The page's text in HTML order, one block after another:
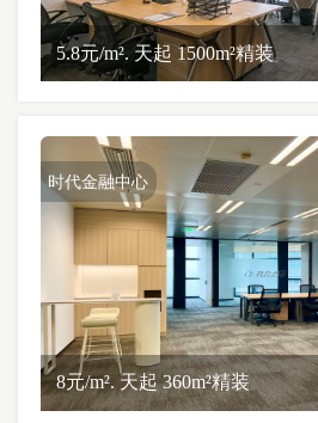
5.8元/m². 天起 1500m²精装
时代金融中心
8元/m². 天起 360m²精装